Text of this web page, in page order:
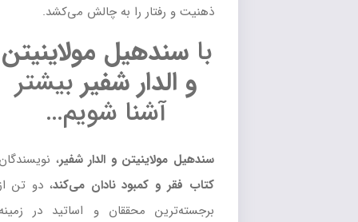
ذهنیت و رفتار را به چالش می‌کشد.
سندهیل مولاینیتن
و الدار شفیربیشتر
آشنا شویم…
سندهیل مولاینیتن و الدار شفیر، نویسندگان
فقر و کمبود نادان می‌کند ، دو تن از
برجسته‌ترین محققان و اساتید در زمینه